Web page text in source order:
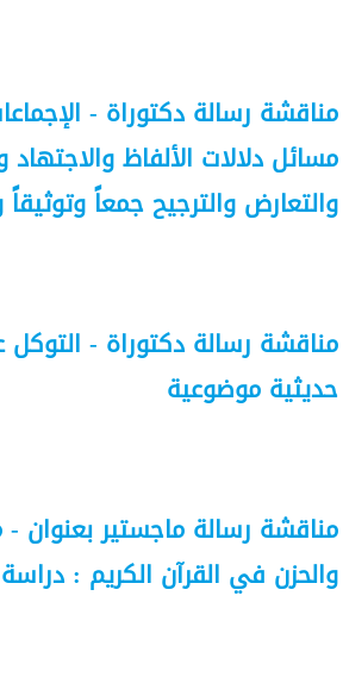
مناقشة رسالة دكتوراة -
مسائل دلالات الألفاظ والاجتهاد
والتعارض والترجيح جمعاً
مناقشة رسالة دكتوراة - التوكل
حديثية موضوعية
مناقشة رسالة ماجستير بعنوان -
والحزن في القرآن الكريم : دراسة